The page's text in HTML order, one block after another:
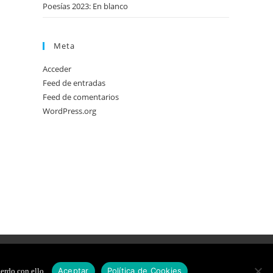
Poesías 2023: En blanco
Meta
Acceder
Feed de entradas
Feed de comentarios
WordPress.org
COOKIES DISEÑO WEB
con ello. Aceptar Política de Cookies